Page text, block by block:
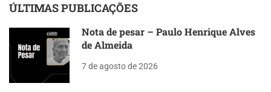
ÚLTIMAS PUBLICAÇÕES
Nota de pesar – Paulo Henrique Alves
de Almeida
7 de agosto de 2026